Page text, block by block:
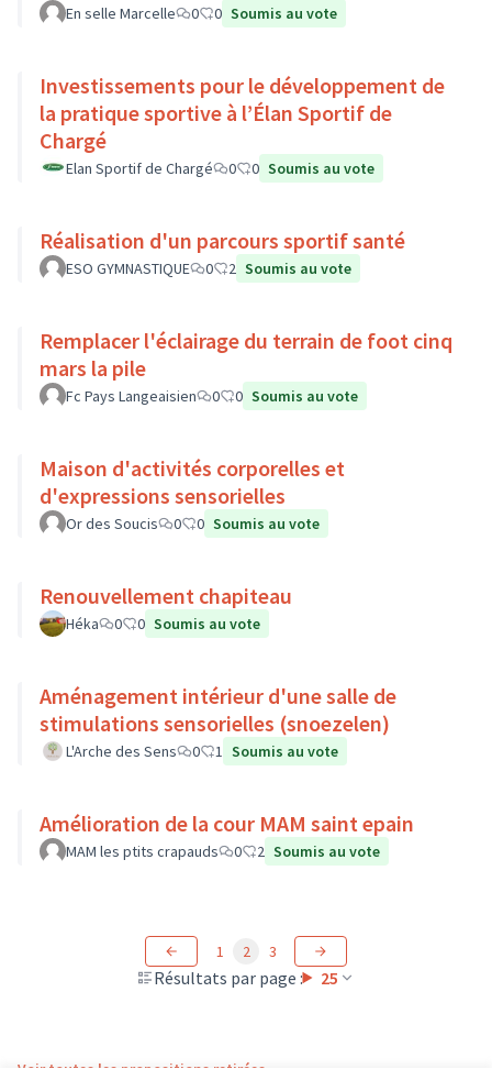
En selle Marcelle 0 0 Soumis au vote
Investissements pour le développement de
la pratique sportive à l’Élan Sportif de
Chargé
Elan Sportif de Chargé 0 0 Soumis au vote
Réalisation d'un parcours sportif santé
ESO GYMNASTIQUE 0 2 Soumis au vote
Remplacer l'éclairage du terrain de foot cinq
mars la pile
Fc Pays Langeaisien 0 0 Soumis au vote
Maison d'activités corporelles et
d'expressions sensorielles
Or des Soucis 0 0 Soumis au vote
Renouvellement chapiteau
Héka 0 0 Soumis au vote
Aménagement intérieur d'une salle de
stimulations sensorielles (snoezelen)
L'Arche des Sens 0 1 Soumis au vote
Amélioration de la cour MAM saint epain
MAM les ptits crapauds 0 2 Soumis au vote
Résultats par page : 25
1 2 3
Voir toutes les propositions retirées